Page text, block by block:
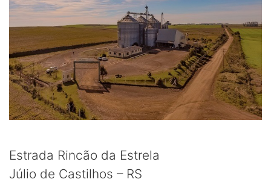
Estrada Rincão da Estrela
Júlio de Castilhos – RS